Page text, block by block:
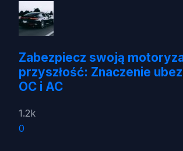
Zabezpiecz swoją
przyszłość: Znaczenie
OC i AC
1.2k
0